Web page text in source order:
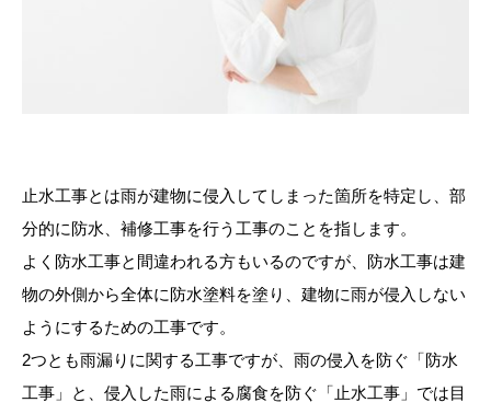
止水工事とは雨が建物に侵入してしまった箇所を特定し、部
分的に防水、補修工事を行う工事のことを指します。
よく防水工事と間違われる方もいるのですが、防水工事は建
物の外側から全体に防水塗料を塗り、建物に雨が侵入しない
ようにするための工事です。
2つとも雨漏りに関する工事ですが、雨の侵入を防ぐ「防水
工事」と、侵入した雨による腐食を防ぐ「止水工事」では目